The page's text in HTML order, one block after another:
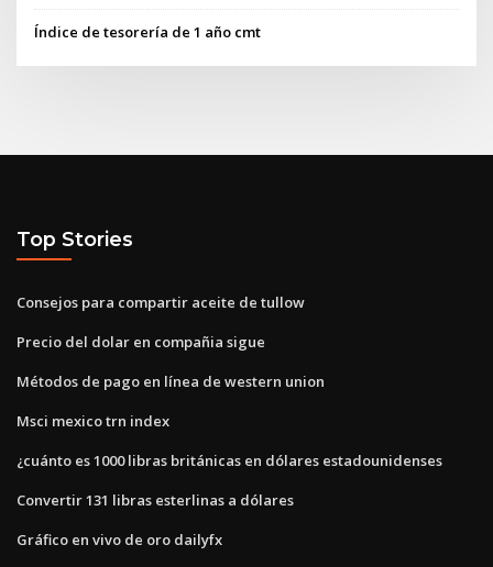
Índice de tesorería de 1 año cmt
Top Stories
Consejos para compartir aceite de tullow
Precio del dolar en compañia sigue
Métodos de pago en línea de western union
Msci mexico trn index
¿cuánto es 1000 libras británicas en dólares estadounidenses
Convertir 131 libras esterlinas a dólares
Gráfico en vivo de oro dailyfx